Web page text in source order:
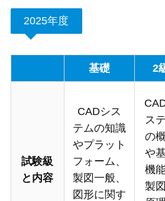
2025年度
基礎 2
試験級
と内容
CADシス
テムの知識
やプラット
フォーム、
製図一般、
図形に関す
ス
の
や
機能
製